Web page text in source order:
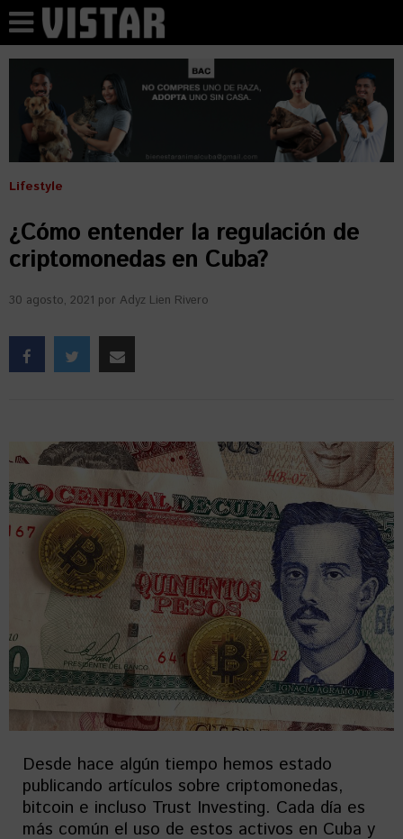
Lifestyle
¿Cómo entender la regulación de
criptomonedas en Cuba?
30 agosto, 2021 por Adyz Lien Rivero
Desde hace algún tiempo hemos estado
publicando artículos sobre criptomonedas,
bitcoin e incluso Trust Investing. Cada día es
más común el uso de estos activos en Cuba y